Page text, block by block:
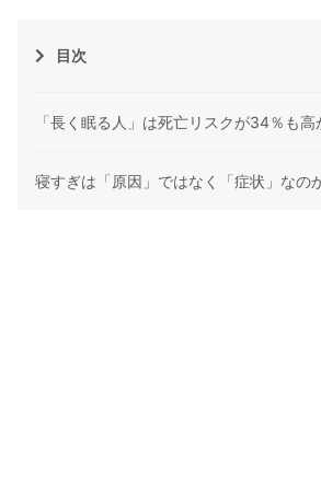
目次
「長く眠る人」は死亡リスクが34％も高
寝すぎは「原因」ではなく「症状」なの